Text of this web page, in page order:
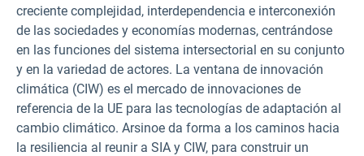
creciente complejidad, interdependencia e interconexión
de las sociedades y economías modernas, centrándose
en las funciones del sistema intersectorial en su conjunto
y en la variedad de actores. La ventana de innovación
climática (CIW) es el mercado de innovaciones de
referencia de la UE para las tecnologías de adaptación al
cambio climático. Arsinoe da forma a los caminos hacia
la resiliencia al reunir a SIA y CIW, para construir un